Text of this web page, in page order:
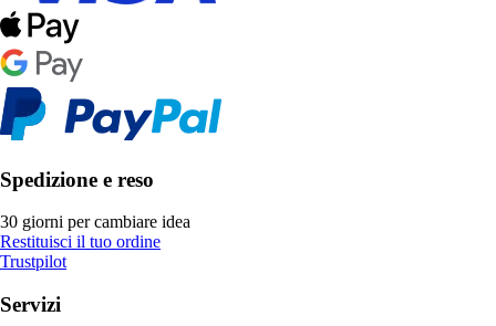
Spedizione e reso
30 giorni per cambiare idea
Restituisci il tuo ordine
Trustpilot
Servizi